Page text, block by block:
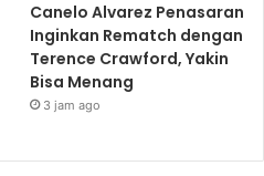
Canelo Alvarez Penasaran
Inginkan Rematch dengan
Terence Crawford, Yakin
Bisa Menang
3 jam ago